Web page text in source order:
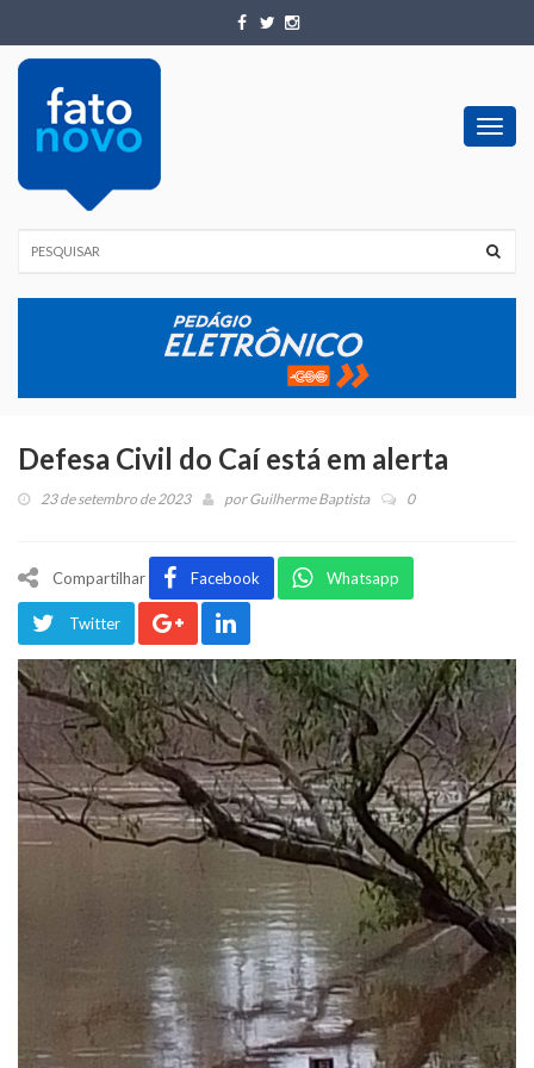
Defesa Civil do Caí está em alerta
23 de setembro de 2023 porGuilherme Baptista 0
Compartilhar Facebook Whatsapp
Twitter